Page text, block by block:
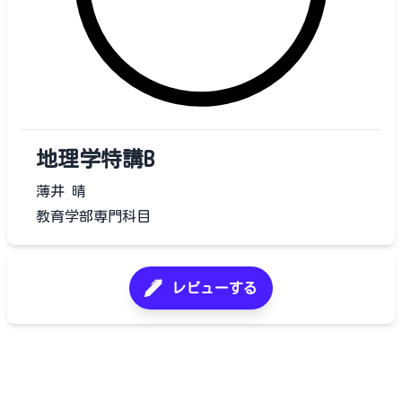
地理学特講B
薄井 晴
教育学部専門科目
レビューする